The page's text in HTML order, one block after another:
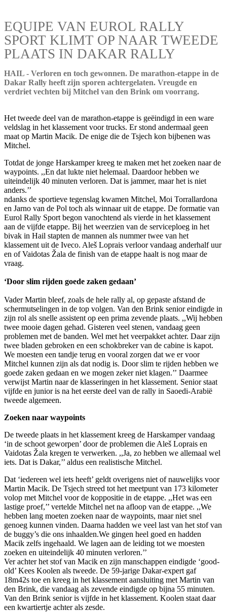
EQUIPE VAN EUROL RALLY
SPORT KLIMT OP NAAR TWEEDE
PLAATS IN DAKAR RALLY
HAIL - Verloren en toch gewonnen. De marathon-etappe in de
Dakar Rally heeft zijn sporen achtergelaten. Vreugde en
verdriet vechten bij Mitchel van den Brink om voorrang.
Het tweede deel van de marathon-etappe is geëindigd in een ware
veldslag in het klassement voor trucks. Er stond andermaal geen
maat op Martin Macik. De enige die de Tsjech kon bijbenen was
Mitchel.
Totdat de jonge Harskamper kreeg te maken met het zoeken naar de
waypoints. ,,En dat lukte niet helemaal. Daardoor hebben we
uiteindelijk 40 minuten verloren. Dat is jammer, maar het is niet
anders.’’
ndanks de sportieve tegenslag kwamen Mitchel, Moi Torrallardona
en Jarno van de Pol toch als winnaar uit de etappe. De formatie van
Eurol Rally Sport begon vanochtend als vierde in het klassement
aan de vijfde etappe. Bij het weerzien van de serviceploeg in het
bivak in Hail stapten de mannen als nummer twee van het
klassement uit de Iveco. Aleš Loprais verloor vandaag anderhalf uur
en of Vaidotas Žala de finish van de etappe haalt is nog maar de
vraag.
‘Door slim rijden goede zaken gedaan’
Vader Martin bleef, zoals de hele rally al, op gepaste afstand de
schermutselingen in de top volgen. Van den Brink senior eindigde in
zijn rol als snelle assistent op een prima zevende plaats. ,,Wij hebben
twee mooie dagen gehad. Gisteren veel stenen, vandaag geen
problemen met de banden. Wel met het veerpakket achter. Daar zijn
twee bladen gebroken en een schokbreker van de cabine is kapot.
We moesten een tandje terug en vooral zorgen dat we er voor
Mitchel kunnen zijn als dat nodig is. Door slim te rijden hebben we
goede zaken gedaan en we mogen zeker niet klagen.’’ Daarmee
verwijst Martin naar de klasseringen in het klassement. Senior staat
vijfde en junior is na het eerste deel van de rally in Saoedi-Arabië
tweede algemeen.
Zoeken naar waypoints
De tweede plaats in het klassement kreeg de Harskamper vandaag
‘in de schoot geworpen’ door de problemen die Aleš Loprais en
Vaidotas Žala kregen te verwerken. ,,Ja, zo hebben we allemaal wel
iets. Dat is Dakar,’’ aldus een realistische Mitchel.
Dat ‘iedereen wel iets heeft’ geldt overigens niet of nauwelijks voor
Martin Macik. De Tsjech streed tot het meetpunt van 173 kilometer
volop met Mitchel voor de koppositie in de etappe. ,,Het was een
lastige proef,’’ vertelde Mitchel net na afloop van de etappe. ,,We
hebben lang moeten zoeken naar de waypoints, maar niet snel
genoeg kunnen vinden. Daarna hadden we veel last van het stof van
de buggy’s die ons inhaalden.We gingen heel goed en hadden
Macik zelfs ingehaald. We lagen aan de leiding tot we moesten
zoeken en uiteindelijk 40 minuten verloren.’’
Ver achter het stof van Macik en zijn manschappen eindigde ‘good-
old’ Kees Koolen als tweede. De 59-jarige Dakar-expert gaf
18m42s toe en kreeg in het klassement aansluiting met Martin van
den Brink, die vandaag als zevende eindigde op bijna 55 minuten.
Van den Brink senior is vijfde in het klassement. Koolen staat daar
een kwartiertje achter als zesde.